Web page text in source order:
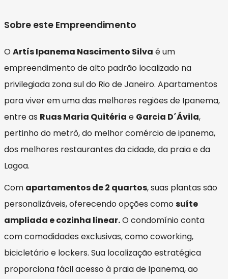
Sobre este Empreendimento
OArtís Ipanema Nascimento Silva é um
empreendimento de alto padrão localizado na
privilegiada zona sul do Rio de Janeiro. Apartamentos
para viver em uma das melhores regiões de Ipanema,
entre as Ruas Maria Quitéria e Garcia D´Ávila,
pertinho do metrô, do melhor comércio de ipanema,
dos melhores restaurantes da cidade, da praia e da
Lagoa.
Com apartamentos de 2 quartos, suas plantas são
personalizáveis, oferecendo opções comosuíte
ampliada e cozinha linear.O condomínio conta
com comodidades exclusivas, como coworking,
bicicletário e lockers. Sua localização estratégica
proporciona fácil acesso à praia de Ipanema, ao